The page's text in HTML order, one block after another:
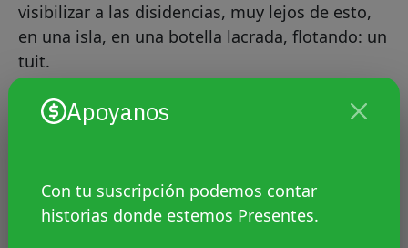
Apoyanos
Con tu suscripción podemos contar
historias donde estemos Presentes.
visibilizar a las disidencias, muy lejos de esto,
en una isla, en una botella lacrada, flotando: un
tuit.
Lo que no dicen
Mañana seguramente ese tuit pase al olvido.
Mañana quizás desde la Secretaría de Derechos